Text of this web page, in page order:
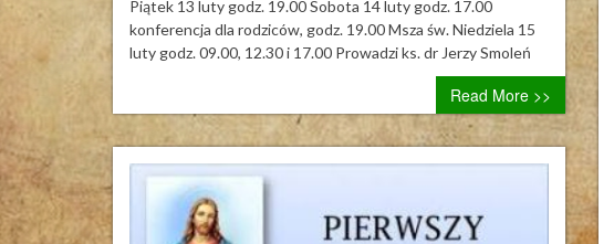
w
sobie
i
drugich
nadzieję
Piątek 13 luty godz. 19.00 Sobota 14 luty godz. 17.00
konferencja dla rodziców, godz. 19.00 Msza św. Niedziela 15
luty godz. 09.00, 12.30 i 17.00 Prowadzi ks. dr Jerzy Smoleń
Read More >>